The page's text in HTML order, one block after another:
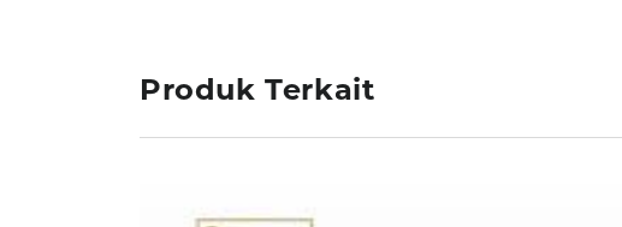
Produk Terkait